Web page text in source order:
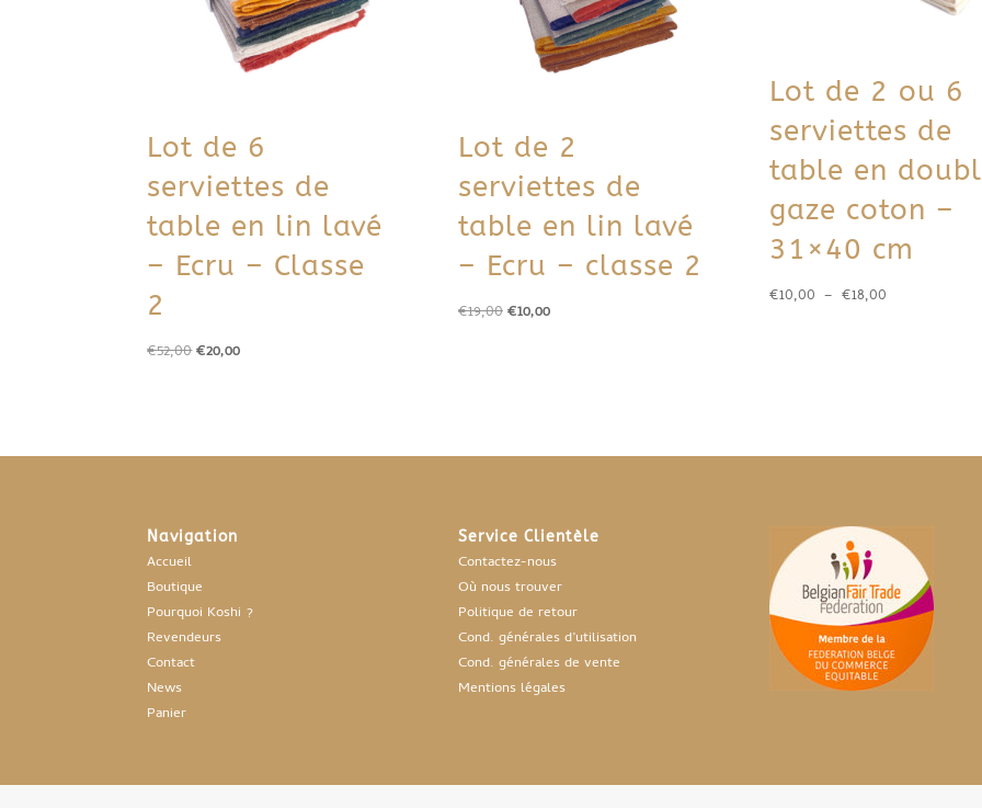
Lot de 6
serviettes de
table en lin lavé
– Ecru – Classe
2
€52,00Le
€52,00.
€20,00Le
€20,00.
Lot de 2
serviettes de
table en lin lavé
– Ecru – classe 2
€19,00Le
€10,00Le
Lot de 2 ou 6
serviettes de
table en
gaze coton –
31×40 cm
€10,00 – €18,00Plage
Navigation
Accueil
Boutique
Pourquoi Koshi ?
Revendeurs
Contact
News
Panier
Service Clientèle
Contactez-nous
Où nous trouver
Politique de retour
Cond. générales d’utilisation
Cond. générales de vente
Mentions légales